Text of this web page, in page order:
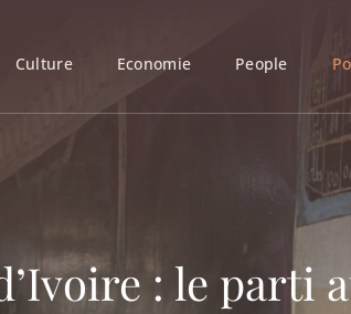
Culture Economie People
: le parti